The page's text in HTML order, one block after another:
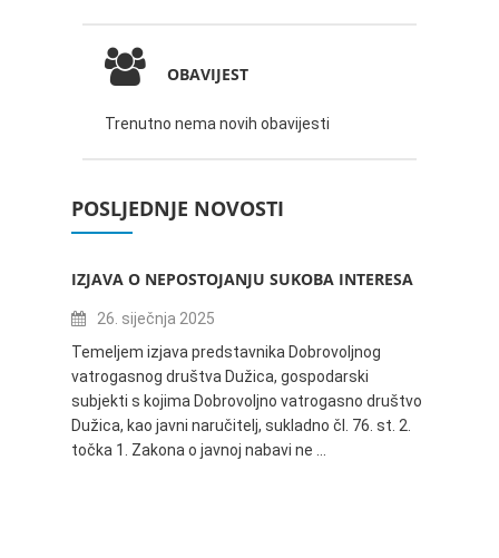
OBAVIJEST
Trenutno nema novih obavijesti
POSLJEDNJE NOVOSTI
IZJAVA O NEPOSTOJANJU SUKOBA INTERESA
26. siječnja 2025
Temeljem izjava predstavnika Dobrovoljnog
vatrogasnog društva Dužica, gospodarski
subjekti s kojima Dobrovoljno vatrogasno društvo
Dužica, kao javni naručitelj, sukladno čl. 76. st. 2.
točka 1. Zakona o javnoj nabavi ne …